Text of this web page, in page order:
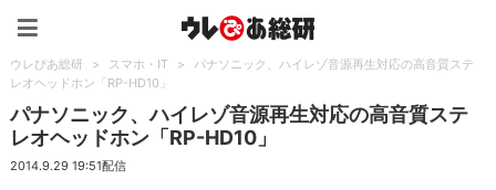
ウレぴあ総研 > スマホ・IT >
パナソニック、ハイレゾ音源再生対応の高音質ステ
レオヘッドホン「RP-HD10」
パナソニック、ハイレゾ音源再生対応の高音質ステ
レオヘッドホン「RP-HD10」
2014.9.29 19:51配信